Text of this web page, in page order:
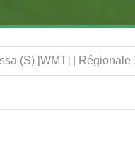
(S) [WMT] |